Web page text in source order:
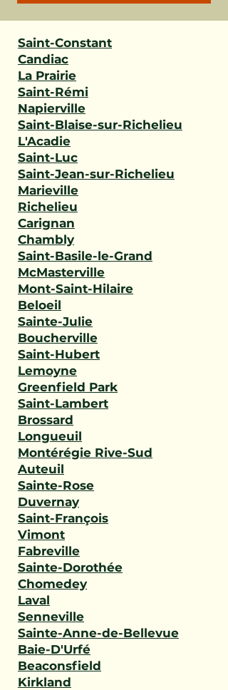
Saint-Constant
Candiac
La Prairie
Saint-Rémi
Napierville
Saint-Blaise-sur-Richelieu
L'Acadie
Saint-Luc
Saint-Jean-sur-Richelieu
Marieville
Richelieu
Carignan
Chambly
Saint-Basile-le-Grand
McMasterville
Mont-Saint-Hilaire
Beloeil
Sainte-Julie
Boucherville
Saint-Hubert
Lemoyne
Greenfield Park
Saint-Lambert
Brossard
Longueuil
Montérégie Rive-Sud
Auteuil
Sainte-Rose
Duvernay
Saint-François
Vimont
Fabreville
Sainte-Dorothée
Chomedey
Laval
Senneville
Sainte-Anne-de-Bellevue
Baie-D'Urfé
Beaconsfield
Kirkland